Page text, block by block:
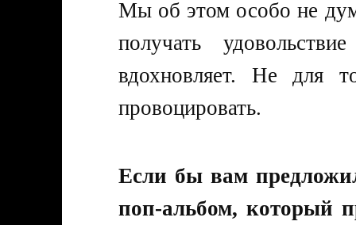
Мы об этом особо не
получать
вдохновляет. Не для
провоцировать.
Если бы вам
поп-альбом, который